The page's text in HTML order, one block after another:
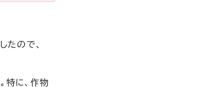
ので、
特に、作物